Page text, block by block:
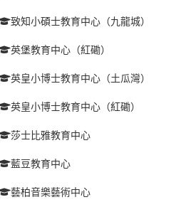
致知小碩士教育中心（九龍城）
英堡教育中心（紅磡）
英皇小博士教育中心（土瓜灣）
英皇小博士教育中心（紅磡）
莎士比雅教育中心
藍豆教育中心
藝柏音樂藝術中心